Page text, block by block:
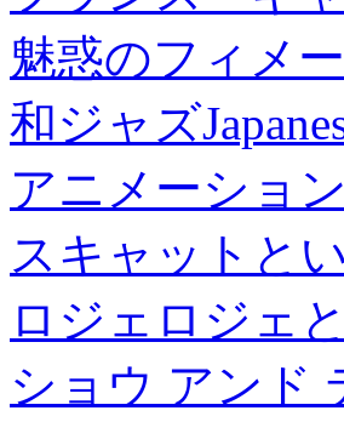
魅惑のフィメ
和ジャズ
アニメーショ
スキャットと
ロジェロジェ
ショウ アンド